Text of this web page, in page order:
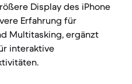
Display des iPhone
Erfahrung für
Multitasking, ergänzt
interaktive